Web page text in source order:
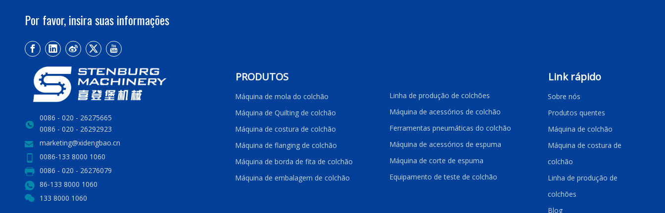
Por favor, insira suas informações
0086 - 020 - 26275665
0086 - 020 - 26292923
marketing@xidengbao.cn
0086-133 8000 1060
0086 - 020 - 26276079
86-133 8000 1060
133 8000 1060
PRODUTOS
Máquina de mola do colchão
Máquina de Quilting de colchão
Máquina de costura de colchão
Máquina de flanging de colchão
Máquina de borda de fita de colchão
Máquina de embalagem de colchão
Linha de produção de colchões
Máquina de acessórios de colchão
Ferramentas pneumáticas do colchão
Máquina de acessórios de espuma
Máquina de corte de espuma
Equipamento de teste de colchão
Link rápido
Sobre nós
Produtos quentes
Máquina de colchão
Máquina de costura de
colchão
Linha de produção de
colchões
Blog